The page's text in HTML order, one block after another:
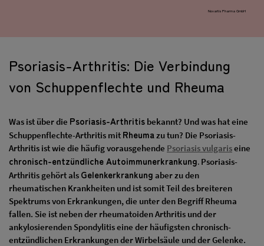
Novartis Pharma GmbH
Psoriasis-Arthritis: Die Verbindung
von Schuppenflechte und Rheuma
Was ist über die Psoriasis-Arthritis bekannt? Und was hat eine
Schuppenflechte-Arthritis mit Rheuma zu tun? Die Psoriasis-
Arthritis ist wie die häufig vorausgehende Psoriasis vulgariseine
chronisch-entzündliche Autoimmunerkrankung. Psoriasis-
Arthritis gehört als Gelenkerkrankung aber zu den
rheumatischen Krankheiten und ist somit Teil des breiteren
Spektrums von Erkrankungen, die unter den Begriff Rheuma
fallen. Sie ist neben der rheumatoiden Arthritis und der
ankylosierenden Spondylitis eine der häufigsten chronisch-
entzündlichen Erkrankungen der Wirbelsäule und der Gelenke.